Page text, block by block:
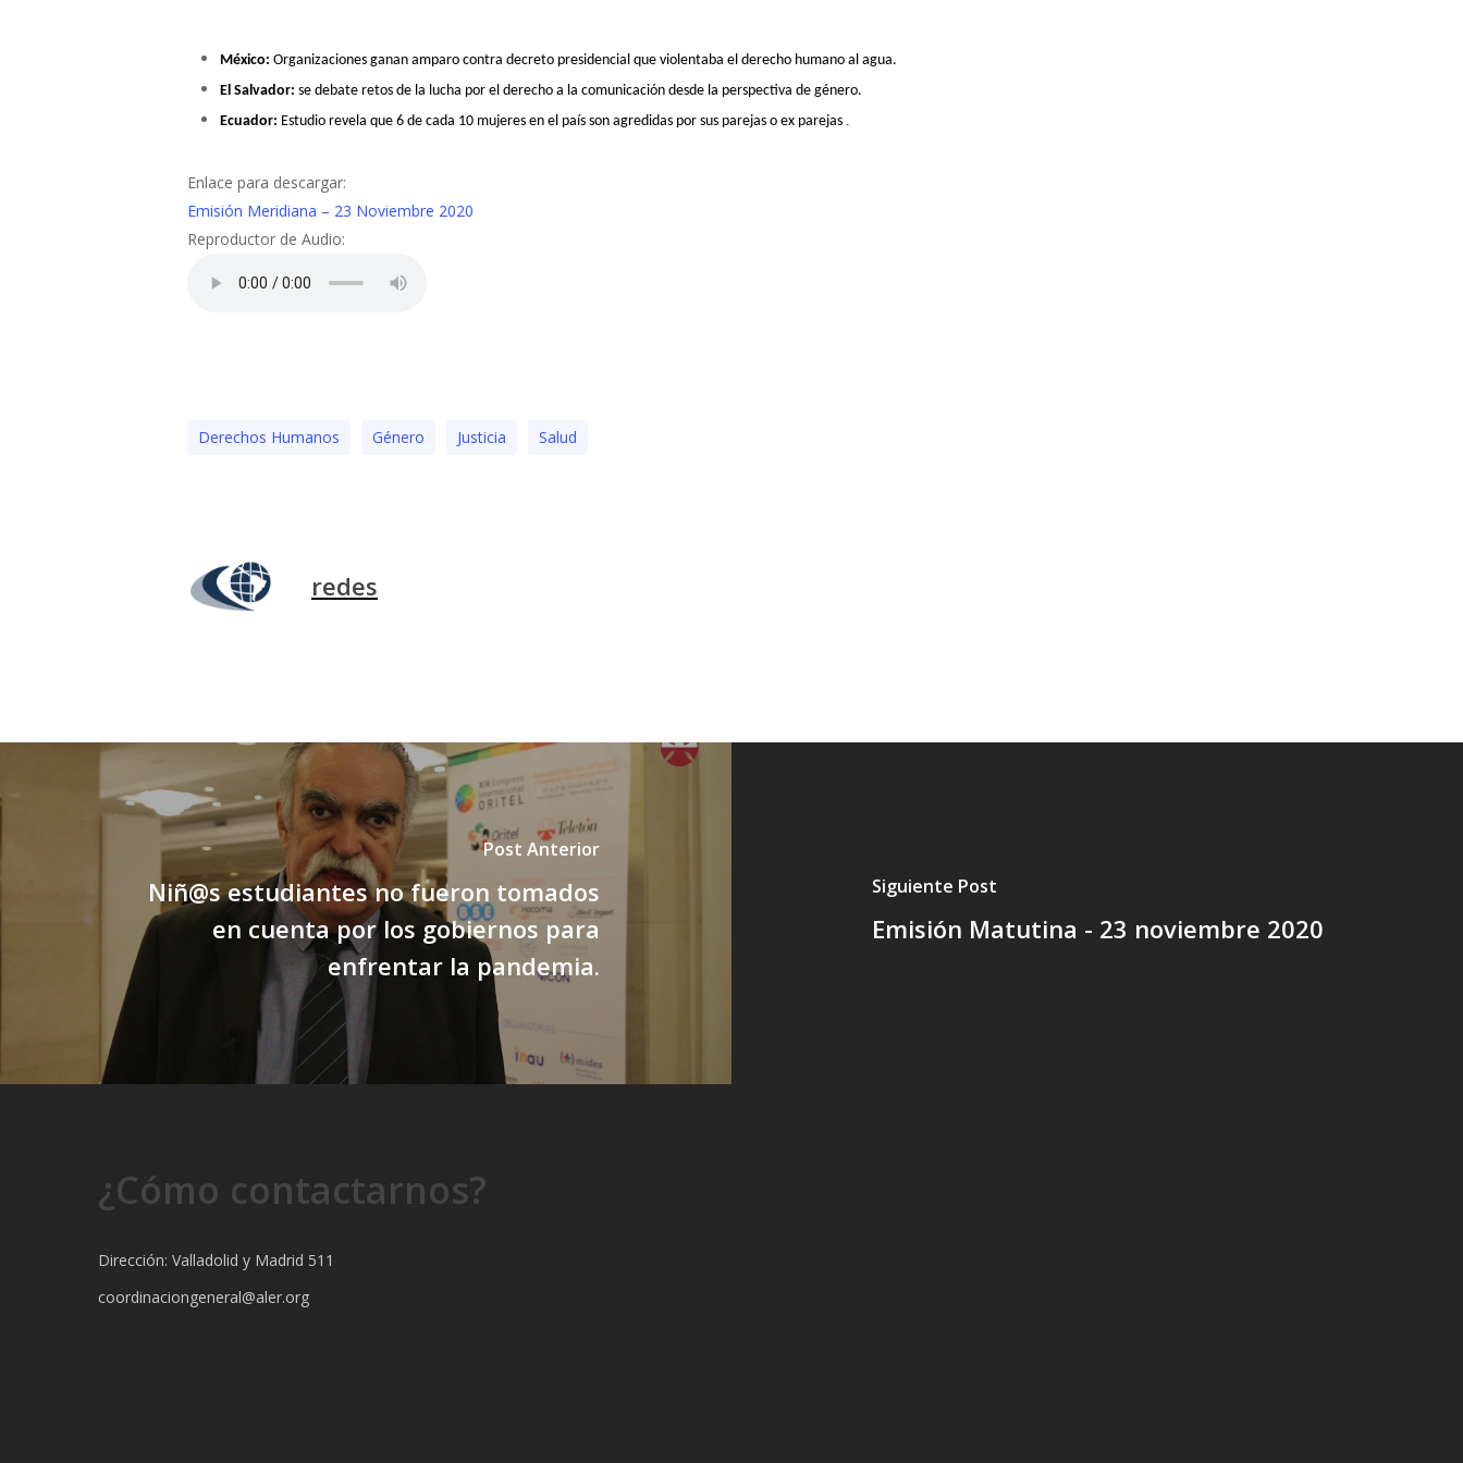
México: Organizaciones ganan amparo contra decreto presidencial que violentaba el derecho humano al agua.
El Salvador: se debate retos de la lucha por el derecho a la comunicación desde la perspectiva de género.
Ecuador: Estudio revela que 6 de cada 10 mujeres en el país son agredidas por sus parejas o ex parejas .
Enlace para descargar:
Emisión Meridiana – 23 Noviembre 2020
Reproductor de Audio:
Derechos Humanos Género Justicia Salud
redes
Post Anterior
Niñ@s estudiantes no fueron tomados
en cuenta por los gobiernos para
enfrentar la pandemia.
Siguiente Post
Emisión Matutina - 23 noviembre 2020
¿Cómo contactarnos?
Dirección: Valladolid y Madrid 511
coordinaciongeneral@aler.org